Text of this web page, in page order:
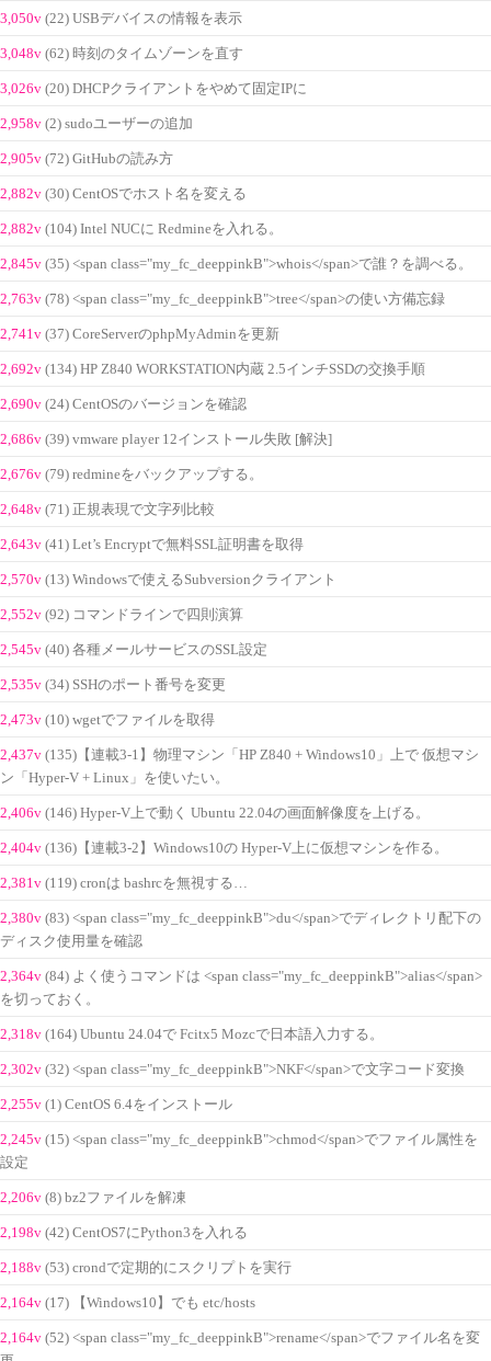
3,050v (22) USBデバイスの情報を表示
3,048v (62) 時刻のタイムゾーンを直す
3,026v (20) DHCPクライアントをやめて固定IPに
2,958v (2) sudoユーザーの追加
2,905v (72) GitHubの読み方
2,882v (30) CentOSでホスト名を変える
2,882v (104) Intel NUCに Redmineを入れる。
2,845v (35) <span class="my_fc_deeppinkB">whois</span>で誰？を調べる。
2,763v (78) <span class="my_fc_deeppinkB">tree</span>の使い方備忘録
2,741v (37) CoreServerのphpMyAdminを更新
2,692v (134) HP Z840 WORKSTATION内蔵 2.5インチSSDの交換手順
2,690v (24) CentOSのバージョンを確認
2,686v (39) vmware player 12インストール失敗 [解決]
2,676v (79) redmineをバックアップする。
2,648v (71) 正規表現で文字列比較
2,643v (41) Let’s Encryptで無料SSL証明書を取得
2,570v (13) Windowsで使えるSubversionクライアント
2,552v (92) コマンドラインで四則演算
2,545v (40) 各種メールサービスのSSL設定
2,535v (34) SSHのポート番号を変更
2,473v (10) wgetでファイルを取得
2,437v (135)【連載3-1】物理マシン「HP Z840 + Windows10」上で 仮想マシ
ン「Hyper-V + Linux」を使いたい。
2,406v (146) Hyper-V上で動く Ubuntu 22.04の画面解像度を上げる。
2,404v (136)【連載3-2】Windows10の Hyper-V上に仮想マシンを作る。
2,381v (119) cronは bashrcを無視する…
2,380v (83) <span class="my_fc_deeppinkB">du</span>でディレクトリ配下の
ディスク使用量を確認
2,364v (84) よく使うコマンドは <span class="my_fc_deeppinkB">alias</span>
を切っておく。
2,318v (164) Ubuntu 24.04で Fcitx5 Mozcで日本語入力する。
2,302v (32) <span class="my_fc_deeppinkB">NKF</span>で文字コード変換
2,255v (1) CentOS 6.4をインストール
2,245v (15) <span class="my_fc_deeppinkB">chmod</span>でファイル属性を
設定
2,206v (8) bz2ファイルを解凍
2,198v (42) CentOS7にPython3を入れる
2,188v (53) crondで定期的にスクリプトを実行
2,164v (17) 【Windows10】でも etc/hosts
2,164v (52) <span class="my_fc_deeppinkB">rename</span>でファイル名を変